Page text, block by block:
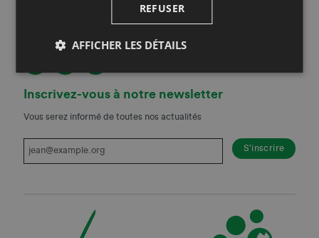
Inscrivez-vous à notre newsletter
Vous serez informé de toutes nos actualités
REFUSER
AFFICHER LES DÉTAILS